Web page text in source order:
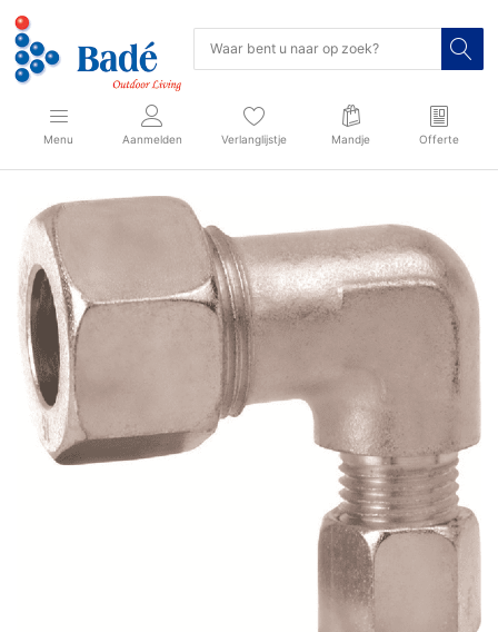
Menu Aanmelden Verlanglijstje Mandje Offerte